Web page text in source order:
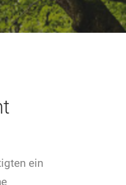
ein